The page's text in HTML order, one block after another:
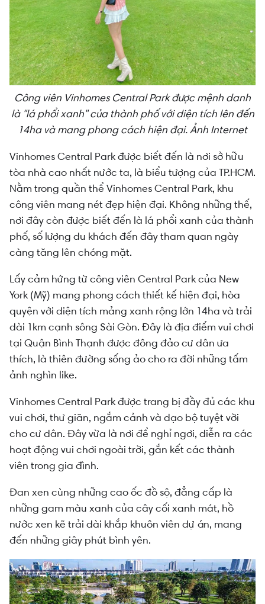
Công viên Vinhomes Central Park được mệnh danh
là "lá phổi xanh" của thành phố với diện tích lên đến
14ha và mang phong cách hiện đại. Ảnh Internet
Vinhomes Central Park được biết đến là nơi sở hữu
tòa nhà cao nhất nước ta, là biểu tượng của TP.HCM.
Nằm trong quần thể Vinhomes Central Park, khu
công viên mang nét đẹp hiện đại. Không những thế,
nơi đây còn được biết đến là lá phổi xanh của thành
phố, số lượng du khách đến đây tham quan ngày
càng tăng lên chóng mặt.
Lấy cảm hứng từ công viên Central Park của New
York (Mỹ) mang phong cách thiết kế hiện đại, hòa
quyện với diện tích mảng xanh rộng lớn 14ha và trải
dài 1km cạnh sông Sài Gòn. Đây là địa điểm vui chơi
tại Quận Bình Thạnh được đông đảo cư dân ưa
thích, là thiên đường sống ảo cho ra đời những tấm
ảnh nghìn like.
Vinhomes Central Park được trang bị đầy đủ các khu
vui chơi, thư giãn, ngắm cảnh và dạo bộ tuyệt vời
cho cư dân. Đây vừa là nơi để nghỉ ngơi, diễn ra các
hoạt động vui chơi ngoài trời, gắn kết các thành
viên trong gia đình.
Đan xen cùng những cao ốc đồ sộ, đẳng cấp là
những gam màu xanh của cây cối xanh mát, hồ
nước xen kẽ trải dài khắp khuôn viên dự án, mang
đến những giây phút bình yên.